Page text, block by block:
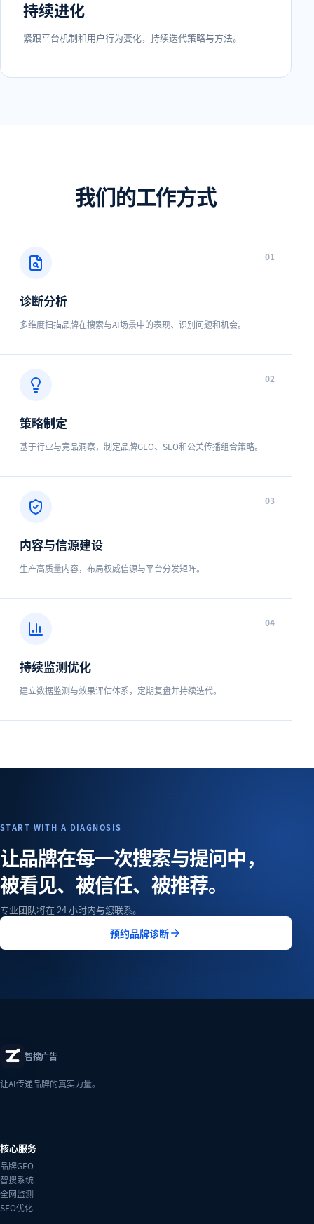
持续进化
紧跟平台机制和用户行为变化，持续迭代策略与方法。
我们的工作方式
01
诊断分析
多维度扫描品牌在搜索与AI场景中的表现、识别问题和机会。
02
策略制定
基于行业与竞品洞察，制定品牌GEO、SEO和公关传播组合策略。
03
内容与信源建设
生产高质量内容，布局权威信源与平台分发矩阵。
04
持续监测优化
建立数据监测与效果评估体系，定期复盘并持续迭代。
START WITH A DIAGNOSIS
让品牌在每一次搜索与提问中，
被看见、被信任、被推荐。
专业团队将在 24 小时内与您联系。
预约品牌诊断
智搜广告
让AI传递品牌的真实力量。
核心服务
品牌GEO
智搜系统
全网监测
SEO优化